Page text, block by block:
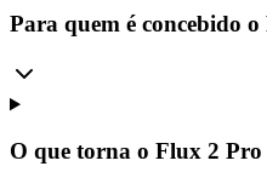
Para quem é concebido
O que torna o Flux 2 Pro